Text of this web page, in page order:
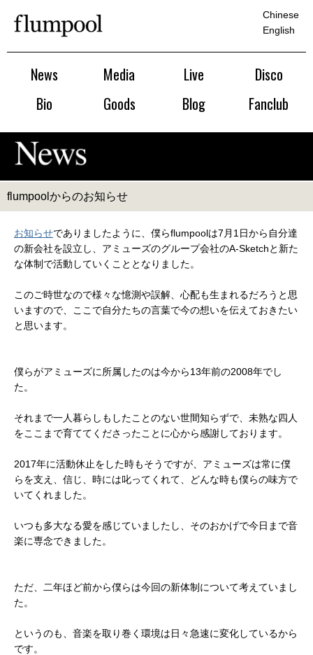
News Media Live
Disco
Bio
Goods Blog Fanclub
Chinese
English
flumpoolからのお知らせ
お知らせでありましたように、僕らflumpoolは7月1日から自分達
の新会社を設立し、アミューズのグループ会社のA-Sketchと新た
な体制で活動していくこととなりました。
このご時世なので様々な憶測や誤解、心配も生まれるだろうと思
いますので、ここで自分たちの言葉で今の想いを伝えておきたい
と思います。
僕らがアミューズに所属したのは今から13年前の2008年でし
た。
それまで一人暮らしもしたことのない世間知らずで、未熟な四人
をここまで育ててくださったことに心から感謝しております。
2017年に活動休止をした時もそうですが、アミューズは常に僕
らを支え、信じ、時には叱ってくれて、どんな時も僕らの味方で
いてくれました。
いつも多大なる愛を感じていましたし、そのおかげで今日まで音
楽に専念できました。
ただ、二年ほど前から僕らは今回の新体制について考えていまし
た。
というのも、音楽を取り巻く環境は日々急速に変化しているから
です。